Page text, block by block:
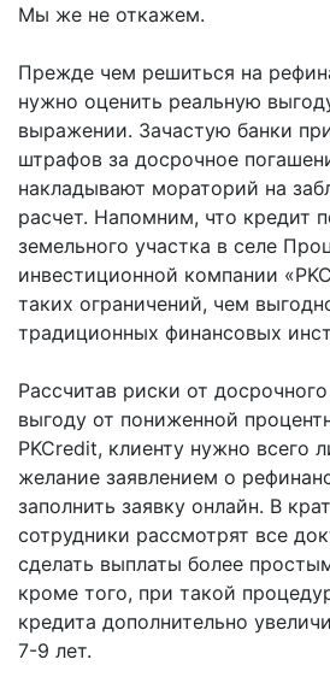
Мы же не откажем.
Прежде чем решиться на
нужно оценить реальную
выражении. Зачастую банки
штрафов за досрочное
накладывают мораторий на
расчет. Напомним, что кредит
земельного участка в селе
инвестиционной компании
таких ограничений, чем
традиционных финансовых
Рассчитав риски от
выгоду от пониженной
PKCredit, клиенту нужно всего
желание заявлением о
заполнить заявку онлайн. В
сотрудники рассмотрят все
сделать выплаты более
кроме того, при такой
кредита дополнительно
7-9 лет.